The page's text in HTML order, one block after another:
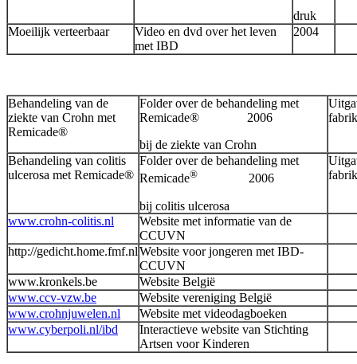
druk
Moeilijk verteerbaar
Video en dvd over het leven
met IBD
2004
Behandeling van de
ziekte van Crohn met
Remicade®
Folder over de behandeling met
Remicade® 2006
bij de ziekte van Crohn
Behandeling van colitis
ulcerosa met Remicade®
Folder over de behandeling met
Remicade® 2006
bij colitis ulcerosa
www.crohn-colitis.nl
Website met informatie van de
CCUVN
http://gedicht.home.fmf.nlWebsite voor jongeren met IBD-
CCUVN
www.kronkels.be
Website België
www.ccv-vzw.be
Website vereniging België
www.crohnjuwelen.nl
Website met videodagboeken
www.cyberpoli.nl/ibd
Interactieve website van Stichting
Artsen voor Kinderen